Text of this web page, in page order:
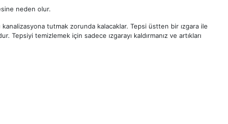
neden olur.
tutmak zorunda kalacaklar. Tepsi üstten bir ızgara ile
Tepsiyi temizlemek için sadece ızgarayı kaldırmanız ve artıkları